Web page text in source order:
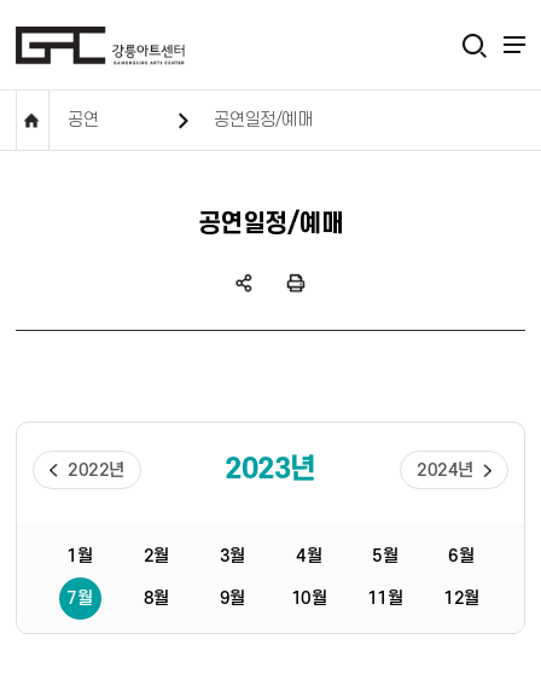
공연 공연일정/예매
공연일정/예매
2023년
2022년 2024년
1월 2월 3월 4월 5월 6월
7월 8월 9월 10월 11월 12월